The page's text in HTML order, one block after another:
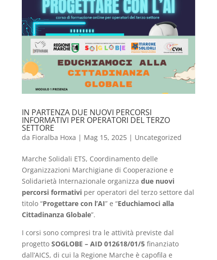
IN PARTENZA DUE NUOVI PERCORSI
INFORMATIVI PER OPERATORI DEL TERZO
SETTORE
da Fioralba Hoxa | Mag 15, 2025| Uncategorized
Marche Solidali ETS, Coordinamento delle
Organizzazioni Marchigiane di Cooperazione e
Solidarietà Internazionale organizza due nuovi
percorsi formativiper operatori del terzo settore dal
titolo “Progettare con l’AI” e “Educhiamoci alla
Cittadinanza Globale”.
I corsi sono compresi tra le attività previste dal
progetto SOGLOBE – AID 012618/01/5finanziato
dall’AICS, di cui la Regione Marche è capofila e